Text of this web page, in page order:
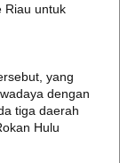
Riau untuk
yang
dengan
tiga daerah
Hulu